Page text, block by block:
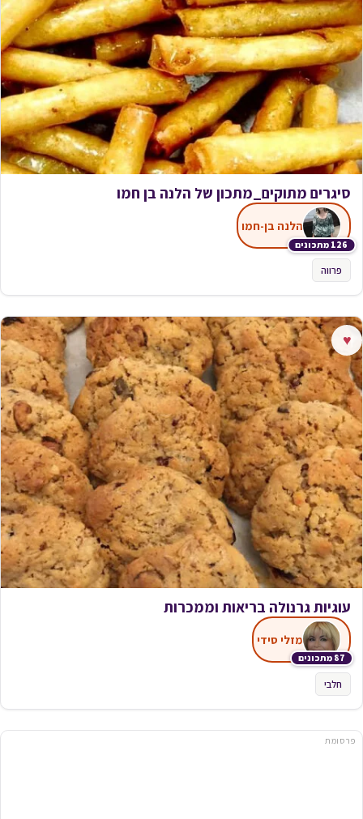
סיגרים מתוקים_מתכון של הלנה בן חמו
126 מתכונים
הלנה בן-חמו
פרווה
♥
עוגיות גרנולה בריאות וממכרות
87 מתכונים
מזלי סידי
חלבי
פרסומת